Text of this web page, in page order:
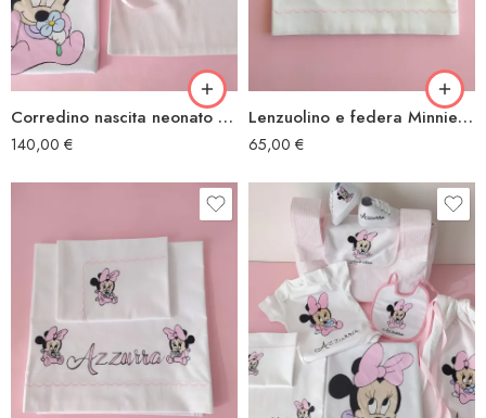
Corredino nascita neonato Minnie fiore
140,00 €
Lenzuolino e federa Minnie farfalle
65,00 €